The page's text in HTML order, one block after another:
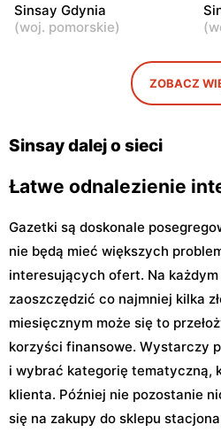
Sinsay
Władysławowo 68
Sinsay Gdynia
(woj. pomorskie)
(
ZOBACZ
Sinsay dalej o sieci
Łatwe odnalezienie
Gazetki są doskonale
nie będą mieć większych
interesujących ofert. Na każdym
zaoszczędzić co najmniej kilka
miesięcznym może się to
korzyści finansowe. Wystarczy
i wybrać kategorię tematyczną,
klienta. Później nie pozostanie
się na zakupy do sklepu